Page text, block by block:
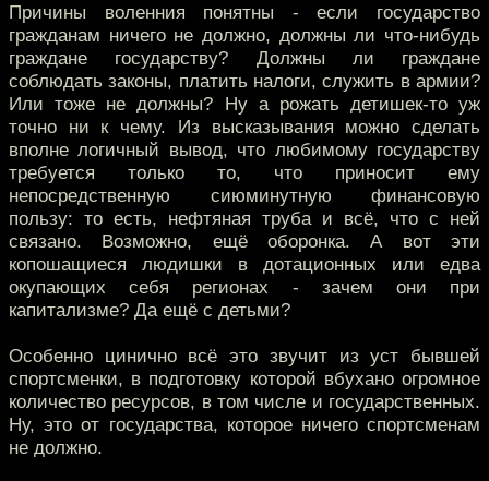
Причины воленния понятны - если государство
гражданам ничего не должно, должны ли что-нибудь
граждане государству? Должны ли граждане
соблюдать законы, платить налоги, служить в армии?
Или тоже не должны? Ну а рожать детишек-то уж
точно ни к чему. Из высказывания можно сделать
вполне логичный вывод, что любимому государству
требуется только то, что приносит ему
непосредственную сиюминутную финансовую
пользу: то есть, нефтяная труба и всё, что с ней
связано. Возможно, ещё оборонка. А вот эти
копошащиеся людишки в дотационных или едва
окупающих себя регионах - зачем они при
капитализме? Да ещё с детьми?
Особенно цинично всё это звучит из уст бывшей
спортсменки, в подготовку которой вбухано огромное
количество ресурсов, в том числе и государственных.
Ну, это от государства, которое ничего спортсменам
не должно.